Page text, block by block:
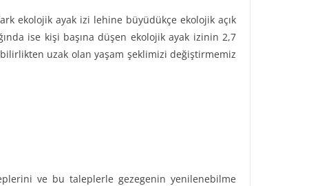
ekolojik ayak izi lehine büyüdükçe ekolojik açık
ise kişi başına düşen ekolojik ayak izinin 2,7
uzak olan yaşam şeklimizi değiştirmemiz
ve bu taleplerle gezegenin yenilenebilme